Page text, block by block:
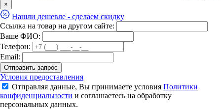
Ракетка для бадминтона Yonex Astrox 02 Feel (White/Green)
6 500 ₽
×
Нашли дешевле - сделаем скидку
Ссылка на товар на другом сайте:
Ваше ФИО:
Телефон:
Email:
Отправить запрос
Условия предоставления
Отправляя данные, Вы принимаете условия Политики
конфиденциальности и соглашаетесь на обработку
персональных данных.